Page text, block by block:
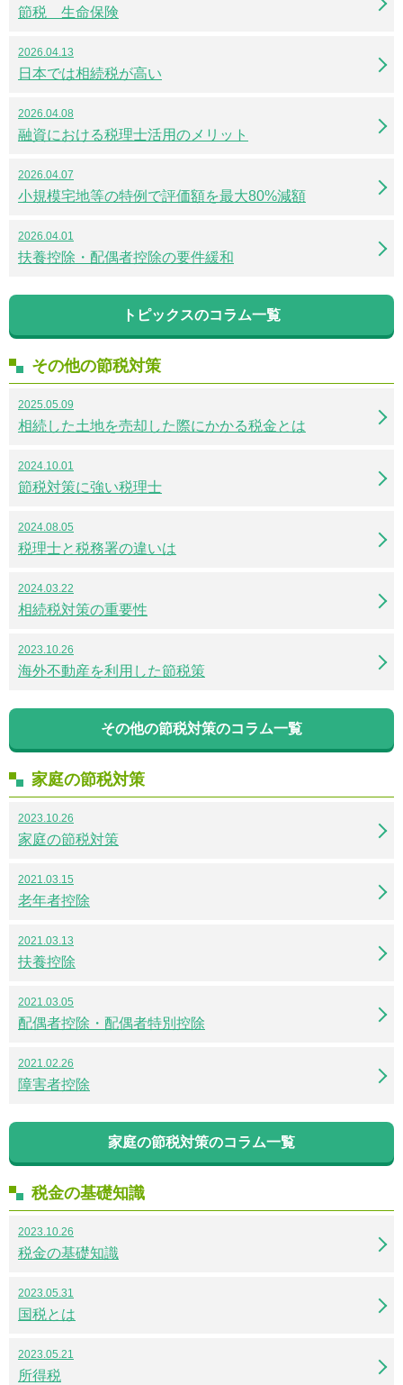
節税 生命保険
2026.04.13
日本では相続税が高い
2026.04.08
融資における税理士活用のメリット
2026.04.07
小規模宅地等の特例で評価額を最大80%減額
2026.04.01
扶養控除・配偶者控除の要件緩和
トピックスのコラム一覧
その他の節税対策
2025.05.09
相続した土地を売却した際にかかる税金とは
2024.10.01
節税対策に強い税理士
2024.08.05
税理士と税務署の違いは
2024.03.22
相続税対策の重要性
2023.10.26
海外不動産を利用した節税策
その他の節税対策のコラム一覧
家庭の節税対策
2023.10.26
家庭の節税対策
2021.03.15
老年者控除
2021.03.13
扶養控除
2021.03.05
配偶者控除・配偶者特別控除
2021.02.26
障害者控除
家庭の節税対策のコラム一覧
税金の基礎知識
2023.10.26
税金の基礎知識
2023.05.31
国税とは
2023.05.21
所得税